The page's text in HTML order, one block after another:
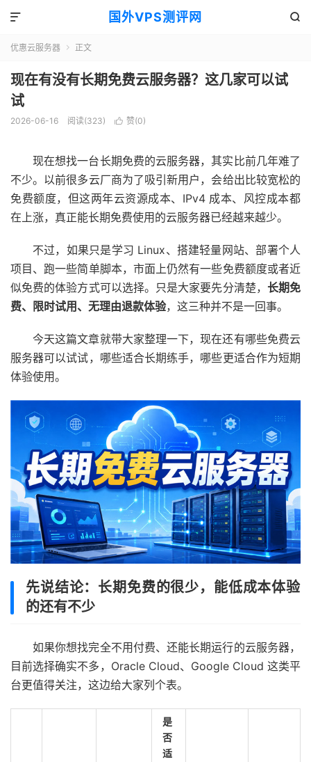
国外VPS测评网 

优惠云服务器  正文
现在有没有长期免费云服务器？这几家可以试
试
2026-06-16 阅读(323)  赞(0)
现在想找一台长期免费的云服务器，其实比前几年难了
不少。以前很多云厂商为了吸引新用户，会给出比较宽松的
免费额度，但这两年云资源成本、IPv4 成本、风控成本都
在上涨，真正能长期免费使用的云服务器已经越来越少。
不过，如果只是学习 Linux、搭建轻量网站、部署个人
项目、跑一些简单脚本，市面上仍然有一些免费额度或者近
似免费的体验方式可以选择。只是大家要先分清楚， 长期免
费、限时试用、无理由退款体验，这三种并不是一回事。
今天这篇文章就带大家整理一下，现在还有哪些免费云
服务器可以试试，哪些适合长期练手，哪些更适合作为短期
体验使用。
先说结论：长期免费的很少，能低成本体验
的还有不少
如果你想找完全不用付费、还能长期运行的云服务器，
目前选择确实不多，Oracle Cloud、Google Cloud 这类平
台更值得关注，这边给大家列个表。
是
否
适